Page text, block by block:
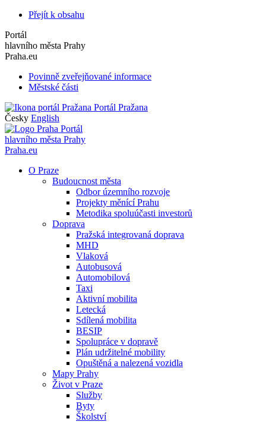
Přejít k obsahu
Portál
hlavního města Prahy
Praha.eu
Povinně zveřejňované informace
Městské části
Portál Pražana
Česky English
Portál
hlavního města Prahy
Praha.eu
O Praze
Budoucnost města
Odbor územního rozvoje
Projekty měnící Prahu
Metodika spoluúčasti investorů
Doprava
Pražská integrovaná doprava
MHD
Vlaková
Autobusová
Automobilová
Taxi
Aktivní mobilita
Letecká
Sdílená mobilita
BESIP
Spolupráce v dopravě
Plán udržitelné mobility
Opuštěná a nalezená vozidla
Mapy Prahy
Život v Praze
Služby
Byty
Školství